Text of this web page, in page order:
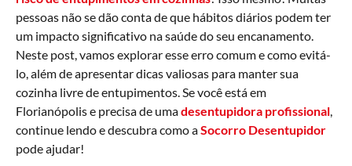
pessoas não se dão conta de que hábitos diários podem ter
um impacto significativo na saúde do seu encanamento.
Neste post, vamos explorar esse erro comum e como evitá-
lo, além de apresentar dicas valiosas para manter sua
cozinha livre de entupimentos. Se você está em
Florianópolis e precisa de umadesentupidora profissional
continue lendo e descubra como aSocorro Desentupidor
pode ajudar!